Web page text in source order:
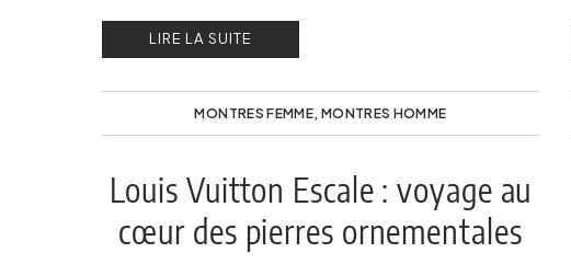
LIRE LA SUITE
MONTRES FEMME, MONTRES HOMME
Louis Vuitton Escale : voyage au
cœur des pierres ornementales